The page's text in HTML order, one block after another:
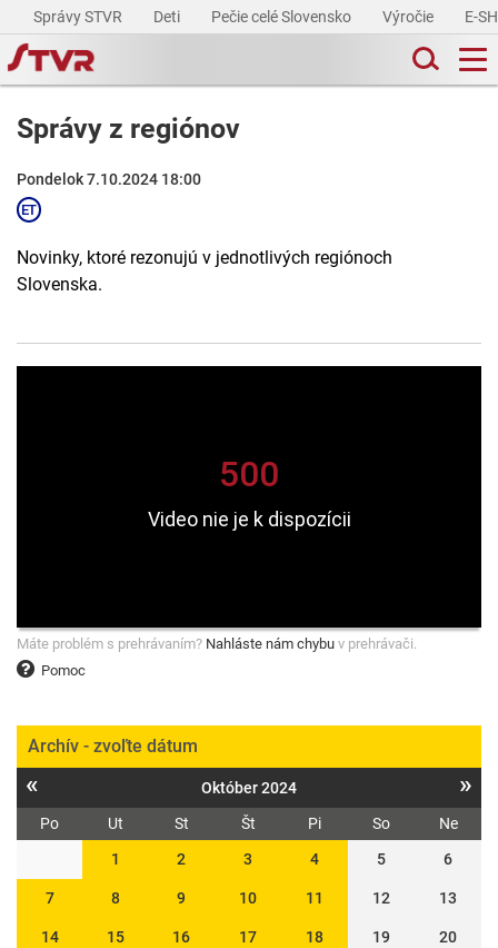
Správy STVR Deti Pečie celé Slovensko Výročie E-
Správy z regiónov
Pondelok 7.10.2024 18:00
Novinky, ktoré rezonujú v jednotlivých regiónoch
Slovenska.
Pomoc
Máte problém s prehrávaním? Nahláste nám chybu v prehrávači.
Archív - zvoľte dátum
« Október 2024 »
Po Ut St Št Pi So
Ne
1
2 3 4 5 6
7 8 9 10 11 12 13
14 15 16 17 18 19 20